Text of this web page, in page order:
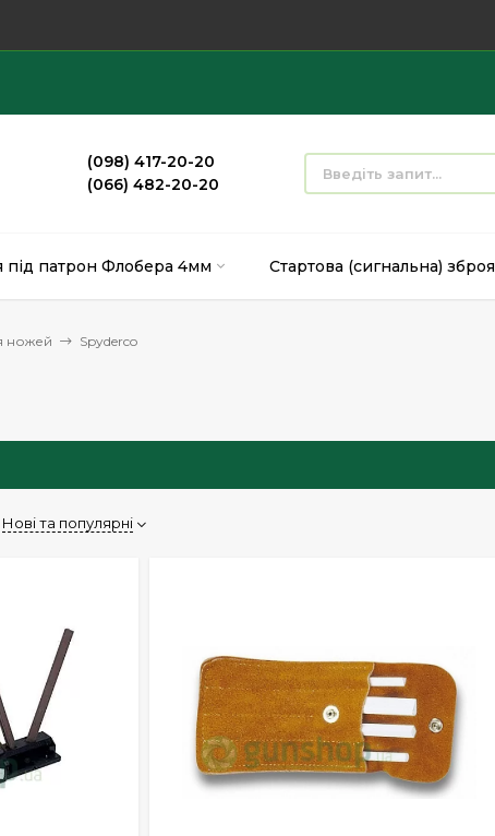
(098) 417-20-20
(066) 482-20-20
під патрон Флобера 4мм Стартова (сигнальна) зброя
ножей Spyderco
Нові та популярні